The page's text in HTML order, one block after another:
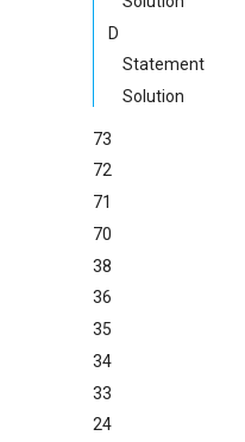
D
Statement
Solution
73
72
71
70
38
36
35
34
33
24